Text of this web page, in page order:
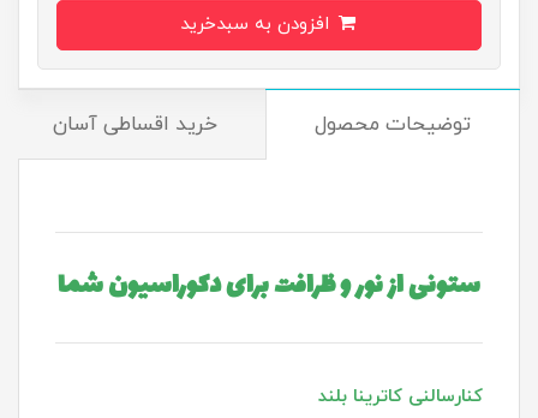
توضیحات محصول خرید اقساطی آسان
ستونی از نور و ظرافت برای دکوراسیون شما
کنارسالنی کاترینا بلند